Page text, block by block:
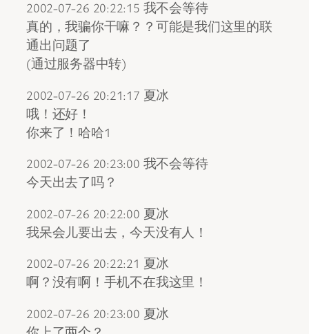
2002-07-26 20:22:15 我不会等待
真的，我骗你干嘛？？可能是我们这里的联
通出问题了
(通过服务器中转)
2002-07-26 20:21:17 夏冰
哦！还好！
你来了！哈哈1
2002-07-26 20:23:00 我不会等待
今天出去了吗？
2002-07-26 20:22:00 夏冰
我呆会儿要出去，今天没有人！
2002-07-26 20:22:21 夏冰
啊？没有啊！手机不在我这里！
2002-07-26 20:23:00 夏冰